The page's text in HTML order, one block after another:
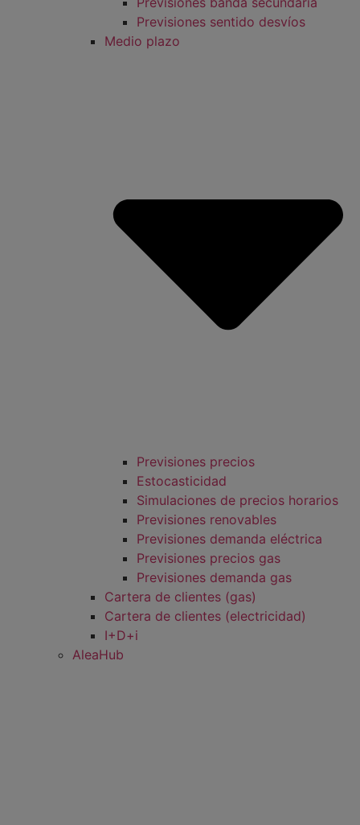
Previsiones sentido desvíos
Medio plazo
Previsiones precios
Estocasticidad
Simulaciones de precios horarios
Previsiones renovables
Previsiones demanda eléctrica
Previsiones precios gas
Previsiones demanda gas
Cartera de clientes (gas)
Cartera de clientes (electricidad)
I+D+i
AleaHub